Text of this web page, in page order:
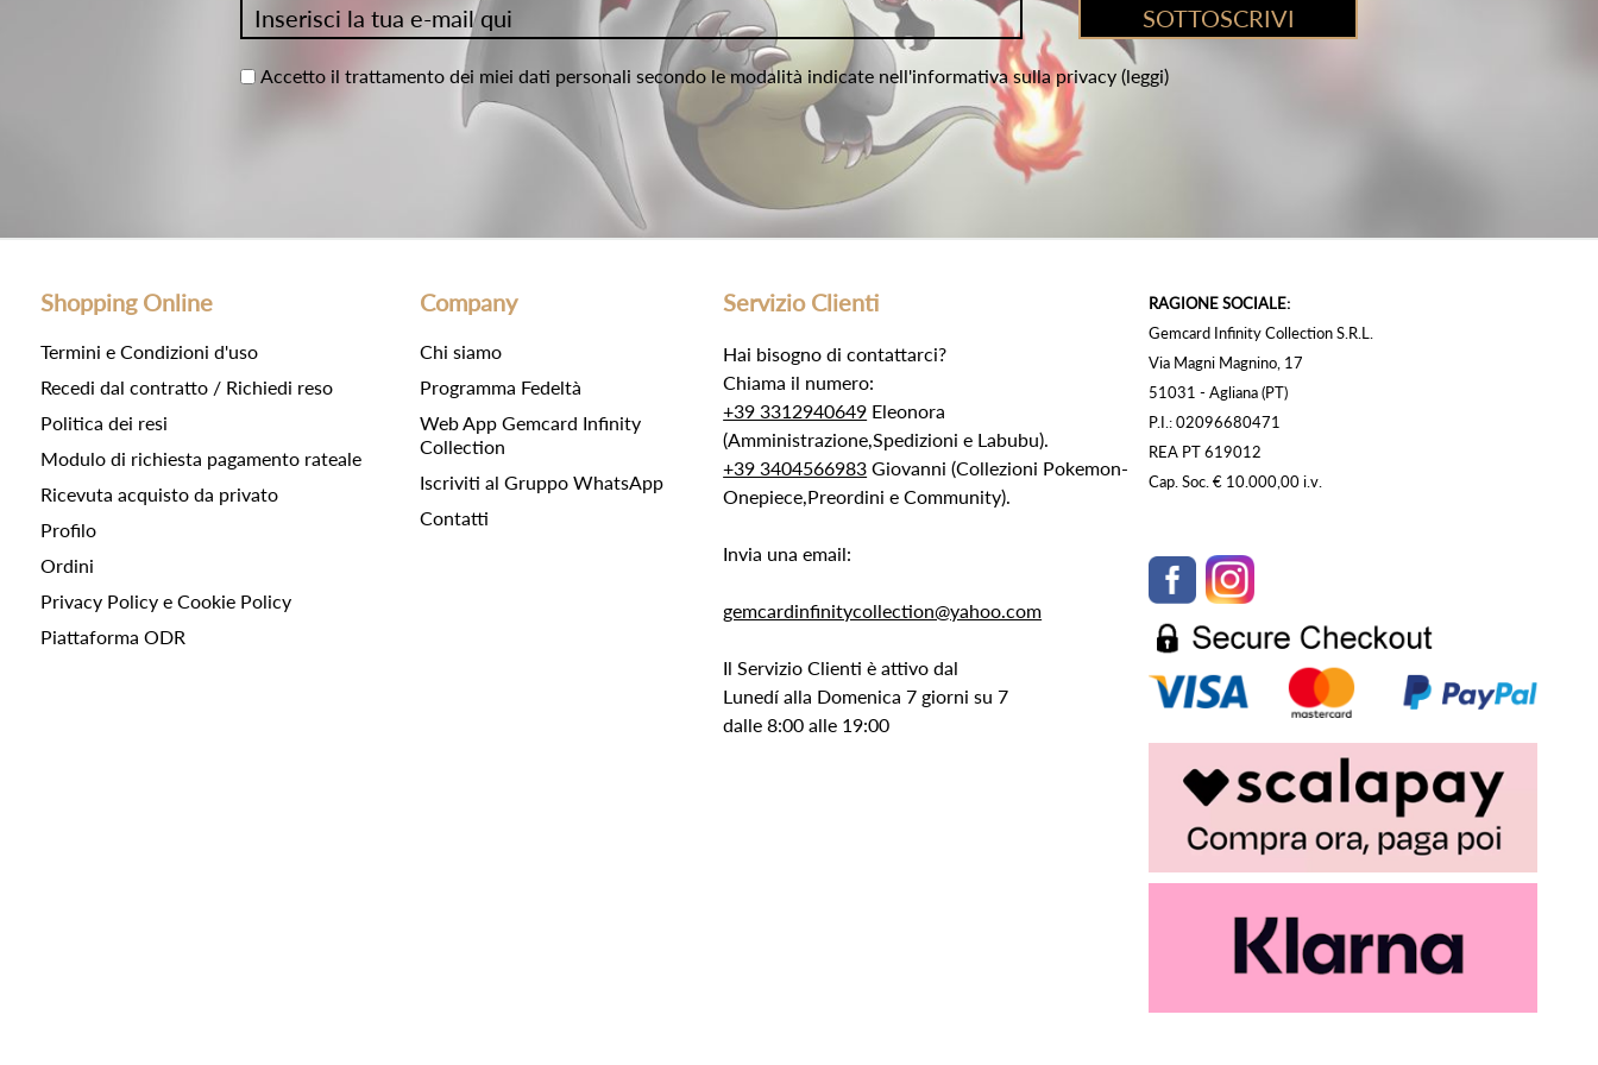
Accetto il trattamento dei miei dati personali secondo le modalità indicate nell'informativa sulla privacy (leggi)
Shopping Online
Termini e Condizioni d'uso
Recedi dal contratto / Richiedi reso
Politica dei resi
Modulo di richiesta pagamento rateale
Ricevuta acquisto da privato
Profilo
Ordini
Privacy Policy e Cookie Policy
Piattaforma ODR
Company
Chi siamo
Programma Fedeltà
Web App Gemcard Infinity
Collection
Iscriviti al Gruppo WhatsApp
Contatti
Servizio Clienti
Hai bisogno di contattarci?
Chiama il numero:
+39 3312940649 Eleonora
(Amministrazione,Spedizioni e Labubu).
+39 3404566983 Giovanni (Collezioni Pokemon-
Onepiece,Preordini e Community).
Invia una email:
gemcardinfinitycollection@yahoo.com
Il Servizio Clienti è attivo dal
Lunedí alla Domenica 7 giorni su 7
dalle 8:00 alle 19:00
RAGIONE SOCIALE:
Gemcard Infinity Collection S.R.L.
Via Magni Magnino, 17
51031 - Agliana (PT)
P.I.: 02096680471
REA PT 619012
Cap. Soc. € 10.000,00 i.v.